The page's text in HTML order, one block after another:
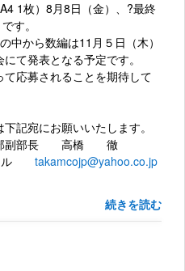
1枚）8月8日（金）、?最終
す。
中から数編は11月５日（木）
て発表となる予定です。
応募されることを期待して
記宛にお願いいたします。
副部長 高橋 徹
takamcojp@yahoo.co.jp
続きを読む